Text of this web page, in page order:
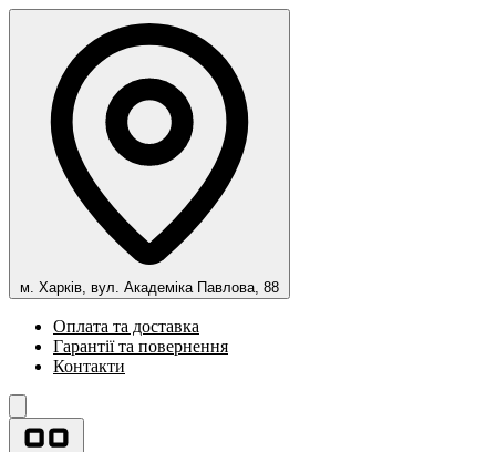
м. Харків, вул. Академіка Павлова, 88
Оплата та доставка
Гарантії та повернення
Контакти